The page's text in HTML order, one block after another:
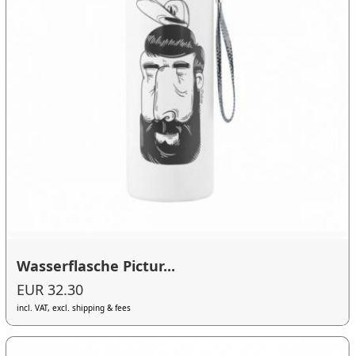
Wasserflasche Pictur...
EUR 32.30
incl. VAT, excl. shipping & fees